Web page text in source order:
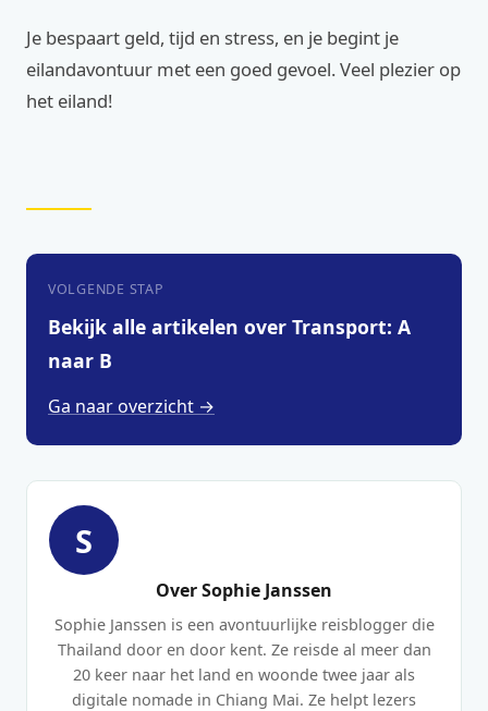
Je bespaart geld, tijd en stress, en je begint je
eilandavontuur met een goed gevoel. Veel plezier op
het eiland!
VOLGENDE STAP
Bekijk alle artikelen over Transport: A
naar B
Ga naar overzicht →
S
Over Sophie Janssen
Sophie Janssen is een avontuurlijke reisblogger die
Thailand door en door kent. Ze reisde al meer dan
20 keer naar het land en woonde twee jaar als
digitale nomade in Chiang Mai. Ze helpt lezers